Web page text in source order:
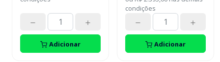
posicionador de stop de
silicone. Bivolt.
Adicionar
recarregável, 2
posicionador de stop de
silicone. Bivolt.
condições
Adicionar